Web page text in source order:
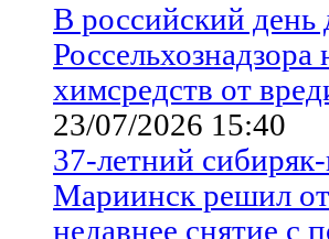
В российский день
химсредств от
23/07/2026 15:40
37-летний
Мариинск решил
недавнее снятие с